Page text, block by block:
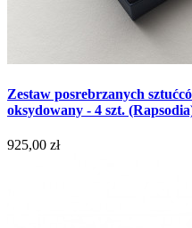
Zestaw posrebrzanych
oksydowany - 4 szt.
925,00 zł